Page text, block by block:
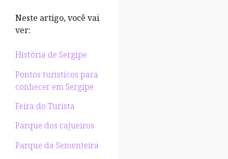
Neste artigo, você vai
ver:
História de Sergipe
Pontos turísticos para
conhecer em Sergipe
Feira do Turista
Parque dos cajueiros
Parque da Sementeira